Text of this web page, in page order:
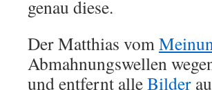
genau diese.
Der Matthias vom
Abmahnungswellen
und entfernt alleBilder